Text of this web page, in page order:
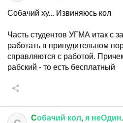
Собачий ху... Извиняюсь кол
Часть студентов УГМА итак с
работать в принудительном
справляются с работой.
рабский - то есть бесплатный
Cобачий кол, я неОдин.